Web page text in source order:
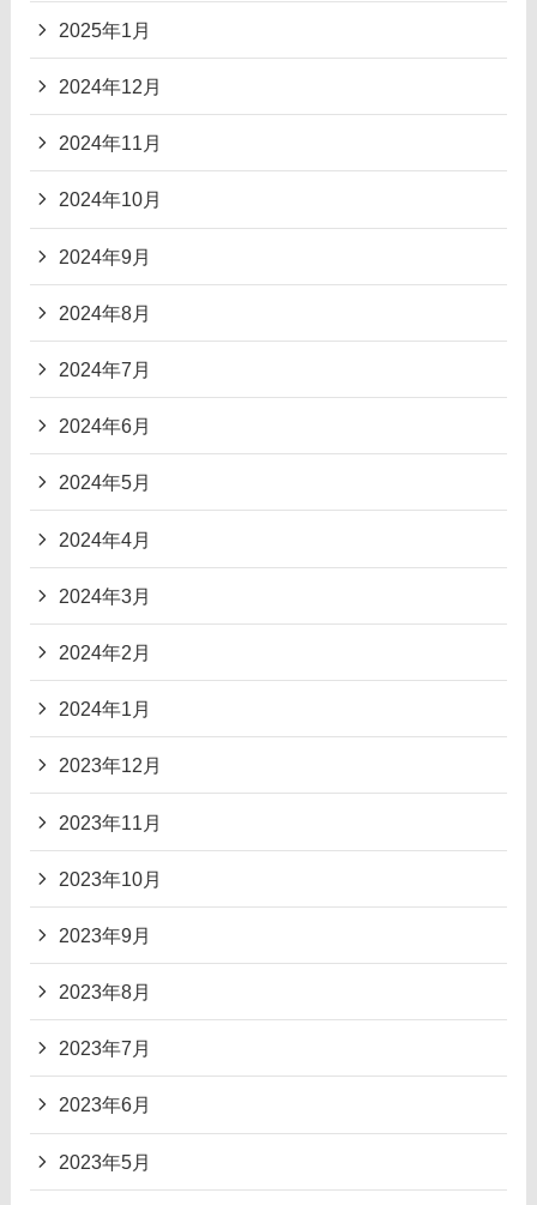
2025年1月
2024年12月
2024年11月
2024年10月
2024年9月
2024年8月
2024年7月
2024年6月
2024年5月
2024年4月
2024年3月
2024年2月
2024年1月
2023年12月
2023年11月
2023年10月
2023年9月
2023年8月
2023年7月
2023年6月
2023年5月